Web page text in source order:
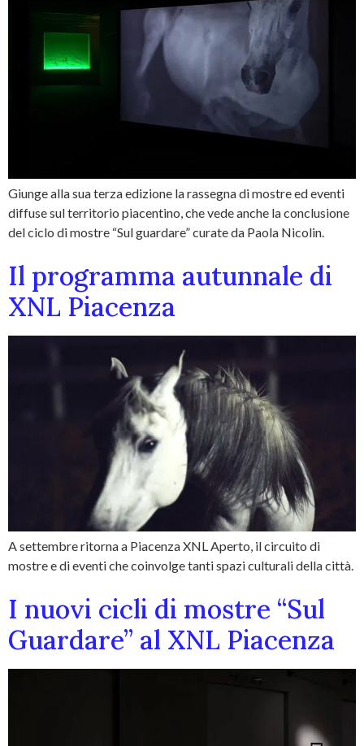
Giunge alla sua terza edizione la rassegna di mostre ed eventi
diffuse sul territorio piacentino, che vede anche la conclusione
del ciclo di mostre “Sul guardare” curate da Paola Nicolin.
Il programma autunnale di
XNL Piacenza
A settembre ritorna a Piacenza XNL Aperto, il circuito di
mostre e di eventi che coinvolge tanti spazi culturali della città.
I nuovi cicli di mostre “Sul
Guardare” al XNL Piacenza